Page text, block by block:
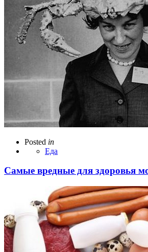
Posted in
Еда
Самые вредные для здоровья